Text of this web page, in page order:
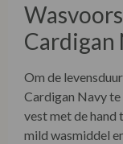
Cardigan
Om de
Cardigan Navy
vest met de hand
mild wasmiddel